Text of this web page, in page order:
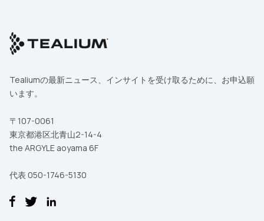
Tealiumの最新ニュース、インサイトを受け取るために、お申込願
います。
〒107-0061
東京都港区北青山2-14-4
the ARGYLE aoyama 6F
代表 050-1746-5130